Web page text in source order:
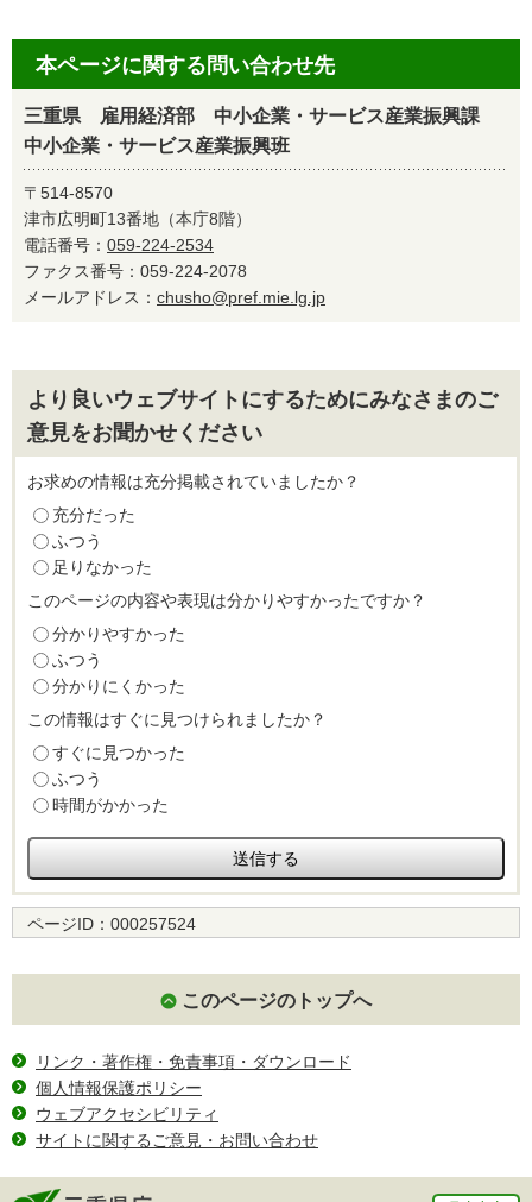
本ページに関する問い合わせ先
三重県 雇用経済部 中小企業・サービス産業振興課
中小企業・サービス産業振興班
〒514-8570
津市広明町13番地（本庁8階）
電話番号： 059-224-2534
ファクス番号：059-224-2078
メールアドレス： chusho@pref.mie.lg.jp
より良いウェブサイトにするためにみなさまのご
意見をお聞かせください
お求めの情報は充分掲載されていましたか？
充分だった
ふつう
足りなかった
このページの内容や表現は分かりやすかったですか？
分かりやすかった
ふつう
分かりにくかった
この情報はすぐに見つけられましたか？
すぐに見つかった
ふつう
時間がかかった
ページID： 000257524
このページのトップへ
リンク・著作権・免責事項・ダウンロード
個人情報保護ポリシー
ウェブアクセシビリティ
サイトに関するご意見・お問い合わせ